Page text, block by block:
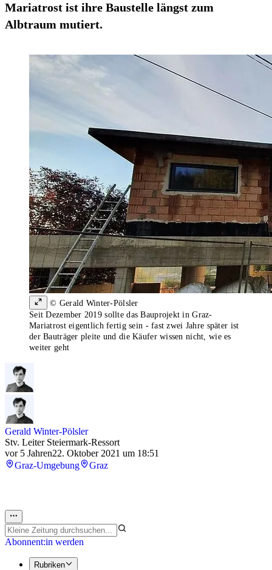
Mariatrost ist ihre Baustelle längst zum
Albtraum mutiert.
© Gerald Winter-Pölsler
Seit Dezember 2019 sollte das Bauprojekt in Graz-
Mariatrost eigentlich fertig sein - fast zwei Jahre später ist
der Bauträger pleite und die Käufer wissen nicht, wie es
weiter geht
Gerald Winter-Pölsler
Stv. Leiter Steiermark-Ressort
vor 5 Jahren22. Oktober 2021 um 18:51
Graz-Umgebung
Graz
Abonnent:in werden
Rubriken